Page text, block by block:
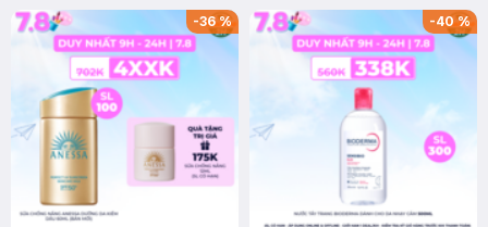
SPF 50+ 20ml (SL Có Hạn)
(SL có hạn)
-36% -40%